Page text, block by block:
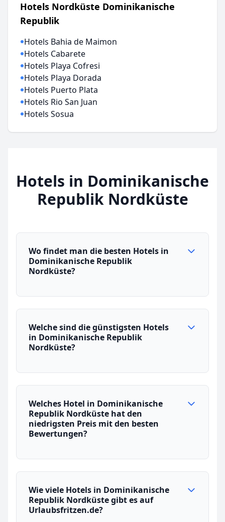
Hotels Nordküste Dominikanische
Republik
Hotels Bahia de Maimon
Hotels Cabarete
Hotels Playa Cofresi
Hotels Playa Dorada
Hotels Puerto Plata
Hotels Rio San Juan
Hotels Sosua
Hotels in Dominikanische
Republik Nordküste
Wo findet man die besten Hotels in
Dominikanische Republik
Nordküste?
Welche sind die günstigsten Hotels
in Dominikanische Republik
Nordküste?
Welches Hotel in Dominikanische
Republik Nordküste hat den
niedrigsten Preis mit den besten
Bewertungen?
Wie viele Hotels in Dominikanische
Republik Nordküste gibt es auf
Urlaubsfritzen.de?